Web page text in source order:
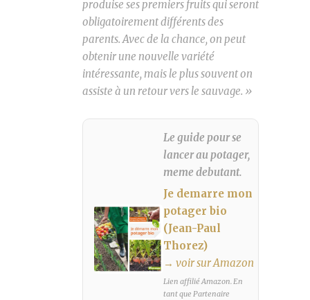
produise ses premiers fruits qui seront
obligatoirement différents des
parents. Avec de la chance, on peut
obtenir une nouvelle variété
intéressante, mais le plus souvent on
assiste à un retour vers le sauvage. »
Le guide pour se
lancer au potager,
meme debutant.
Je demarre mon
potager bio
(Jean-Paul
Thorez)
→ voir sur Amazon
Lien affilié Amazon. En
tant que Partenaire